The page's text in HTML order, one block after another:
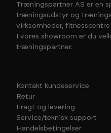
Træningspartner AS er en
træningsudstyr og
virksomheder,
I vores showroom er du
træningspartner.
Kontakt kundeservice
Retur
Fragt og levering
Service/teknisk support
Handelsbetingelser